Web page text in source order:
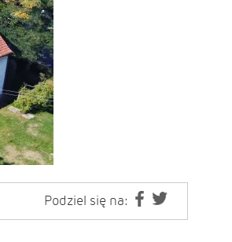
Podziel się na: